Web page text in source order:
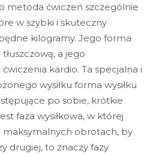
metoda ćwiczeń szczególnie
w szybki i skuteczny
kilogramy. Jego forma
a jego
kardio. Ta specjalna i
wysiłku forma wysiłku
po sobie, krótkie
faza wysiłkowa, w której
maksymalnych obrotach, by
drugiej, to znaczy fazy